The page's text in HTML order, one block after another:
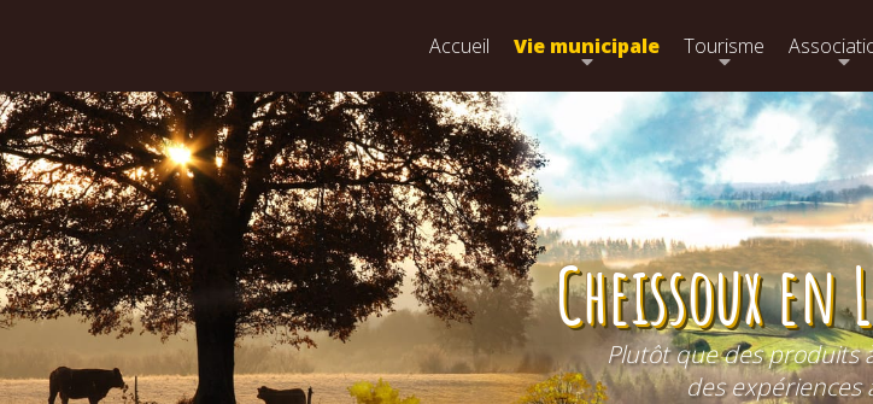
Accueil Vie municipale Tourisme
Cheissoux
Plutôt que des produits
des expériences